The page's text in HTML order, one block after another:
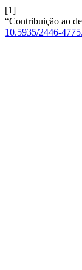
[1]
“Contribuição ao
10.5935/2446-